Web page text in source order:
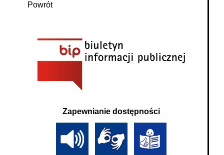
Powrót
Zapewnianie dostępności